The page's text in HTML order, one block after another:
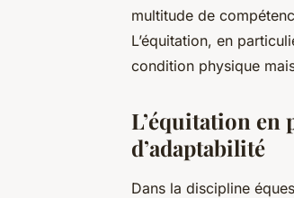
multitude de
L’équitation, en
condition physique
L’équitation en
d’adaptabilité
Dans la discipline